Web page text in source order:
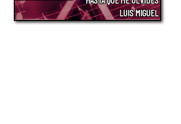
LUIS MIGUEL